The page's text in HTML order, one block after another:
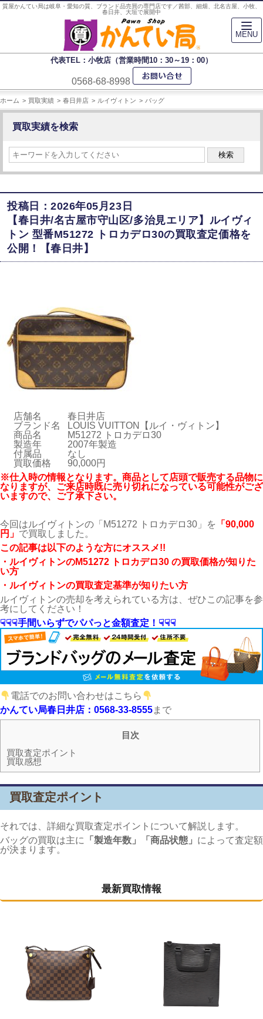
質屋かんてい局は岐阜・愛知の質、ブランド品売買の専門店です／茜部、細畑、北名古屋、小牧、
春日井、大垣で展開中
代表TEL：小牧店（営業時間10：30～19：00）
0568-68-8998
ホーム 買取実績 春日井店 ルイヴィトン バッグ
買取実績を検索
検索
投稿日：2026年05月23日
【春日井/名古屋市守山区/多治見エリア】ルイヴィ
トン 型番M51272 トロカデロ30の買取査定価格を
公開！【春日井】
店舗名
春日井店
ブランド名
LOUIS VUITTON【ルイ・ヴィトン】
商品名
M51272 トロカデロ30
製造年
2007年製造
付属品
なし
買取価格
90,000円
※仕入時の情報となります。商品として店頭で販売する品物に
なりますが、ご来店時既に売り切れになっている可能性がござ
いますので、ご了承下さい。
今回はルイヴィトンの「M51272 トロカデロ30」を 「90,000
円」 で買取しました。
こ の記事は以下のような方にオススメ!!
・ルイヴィトンのM51272 トロカデロ30 の買取価格が知りた
い方
・ルイヴィトンの買取査定基準が知りたい方
ルイヴィトンの売却を考えられている方は、ぜひこの記事を参
考にしてください！
☟☟☟手間いらずでパパっと金額査定！☟☟☟
電話でのお問い合わせはこちら
かんてい局春日井店：0568-33-8555まで
目次
買取査定ポイント
買取感想
買取査定ポイント
それでは、詳細な買取査定ポイントについて解説します。
バッグの買取は主に 「製造年数」「商品状態」 によって査定額
が決まります。
最新買取情報
MENU